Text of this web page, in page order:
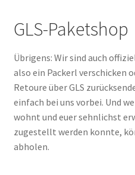
GLS-Paketshop
Übrigens: Wir sind auch
also ein Packerl verschicken
Retoure über GLS
einfach bei uns vorbei. Und
wohnt und euer sehnlichst
zugestellt werden konnte,
abholen.